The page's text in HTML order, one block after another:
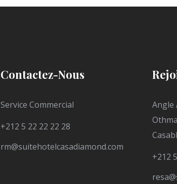
Contactez-Nous
Service Commercial
+212 5 22 22 22 28
rm@suitehotelcasadiamond.com
Angle
+212